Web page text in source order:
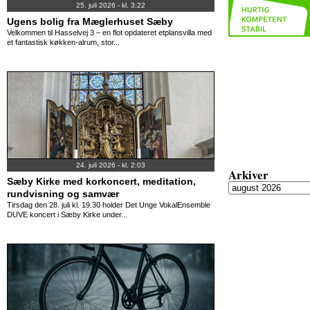
25. juli 2026 - kl. 3:22
Ugens bolig fra Mæglerhuset Sæby
Velkommen til Hasselvej 3 – en flot opdateret etplansvilla med
et fantastisk køkken-alrum, stor...
24. juli 2026 - kl. 2:03
Sæby Kirke med korkoncert, meditation,
rundvisning og samvær
Tirsdag den 28. juli kl. 19.30 holder Det Unge VokalEnsemble
DUVE koncert i Sæby Kirke under...
Arkiver